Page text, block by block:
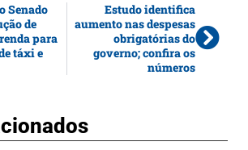
Senado
de
para
táxi e
Estudo identifica
aumento nas despesas
obrigatórias do
governo; confira os
números